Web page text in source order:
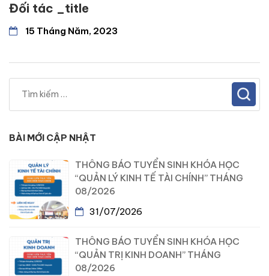
Đối tác _title
15 Tháng Năm, 2023
BÀI MỚI CẬP NHẬT
THÔNG BÁO TUYỂN SINH KHÓA HỌC
“QUẢN LÝ KINH TẾ TÀI CHÍNH” THÁNG
08/2026
31/07/2026
THÔNG BÁO TUYỂN SINH KHÓA HỌC
“QUẢN TRỊ KINH DOANH” THÁNG
08/2026